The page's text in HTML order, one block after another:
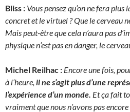
Bliss : Vous pensez qu’on ne fera
concret et le virtuel ? Que le cerveau
Mais peut-être que cela n’aura pas
physique n’est pas en danger, le
Michel Reilhac : Encore une fois,
à l’heure, il ne s’agit plus d’une
l’expérience d’un monde. Et ça fait
vraiment que nous n’avons pas